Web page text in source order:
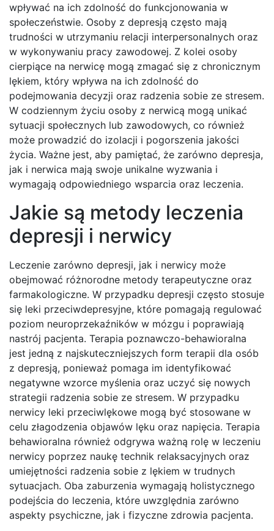
wpływać na ich zdolność do funkcjonowania w
społeczeństwie. Osoby z depresją często mają
trudności w utrzymaniu relacji interpersonalnych oraz
w wykonywaniu pracy zawodowej. Z kolei osoby
cierpiące na nerwicę mogą zmagać się z chronicznym
lękiem, który wpływa na ich zdolność do
podejmowania decyzji oraz radzenia sobie ze stresem.
W codziennym życiu osoby z nerwicą mogą unikać
sytuacji społecznych lub zawodowych, co również
może prowadzić do izolacji i pogorszenia jakości
życia. Ważne jest, aby pamiętać, że zarówno depresja,
jak i nerwica mają swoje unikalne wyzwania i
wymagają odpowiedniego wsparcia oraz leczenia.
Jakie są metody leczenia
depresji i nerwicy
Leczenie zarówno depresji, jak i nerwicy może
obejmować różnorodne metody terapeutyczne oraz
farmakologiczne. W przypadku depresji często stosuje
się leki przeciwdepresyjne, które pomagają regulować
poziom neuroprzekaźników w mózgu i poprawiają
nastrój pacjenta. Terapia poznawczo-behawioralna
jest jedną z najskuteczniejszych form terapii dla osób
z depresją, ponieważ pomaga im identyfikować
negatywne wzorce myślenia oraz uczyć się nowych
strategii radzenia sobie ze stresem. W przypadku
nerwicy leki przeciwlękowe mogą być stosowane w
celu złagodzenia objawów lęku oraz napięcia. Terapia
behawioralna również odgrywa ważną rolę w leczeniu
nerwicy poprzez naukę technik relaksacyjnych oraz
umiejętności radzenia sobie z lękiem w trudnych
sytuacjach. Oba zaburzenia wymagają holistycznego
podejścia do leczenia, które uwzględnia zarówno
aspekty psychiczne, jak i fizyczne zdrowia pacjenta.